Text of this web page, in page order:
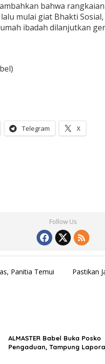
bahwa
mulai giat Bhakti
ibadah dilanjutkan
Telegram X
Follow Us
Panitia Temui
Pastikan
ALMASTER Babel Buka Posko
Pengaduan, Tampung